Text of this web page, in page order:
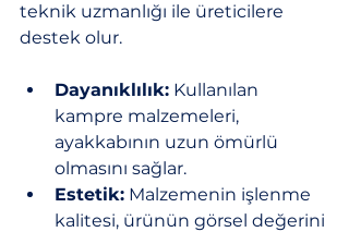
teknik uzmanlığı ile üreticilere
destek olur.
Dayanıklılık: Kullanılan
kampre malzemeleri,
ayakkabının uzun ömürlü
olmasını sağlar.
Estetik: Malzemenin işlenme
kalitesi, ürünün görsel değerini